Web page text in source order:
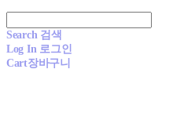
Search 검색
Log In 로그인
Cart장바구니